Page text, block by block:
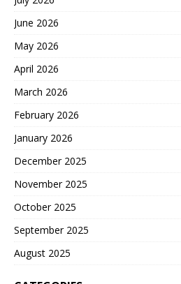
June 2026
May 2026
April 2026
March 2026
February 2026
January 2026
December 2025
November 2025
October 2025
September 2025
August 2025